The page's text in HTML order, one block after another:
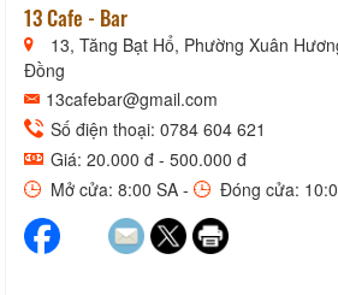
13 Cafe - Bar
13, Tăng Bạt Hổ, Phường Xuân
Đồng
13cafebar@gmail.com
Số điện thoại: 0784 604 621
Giá: 20.000 đ - 500.000 đ
Mở cửa: 8:00 SA -
Đóng cửa: